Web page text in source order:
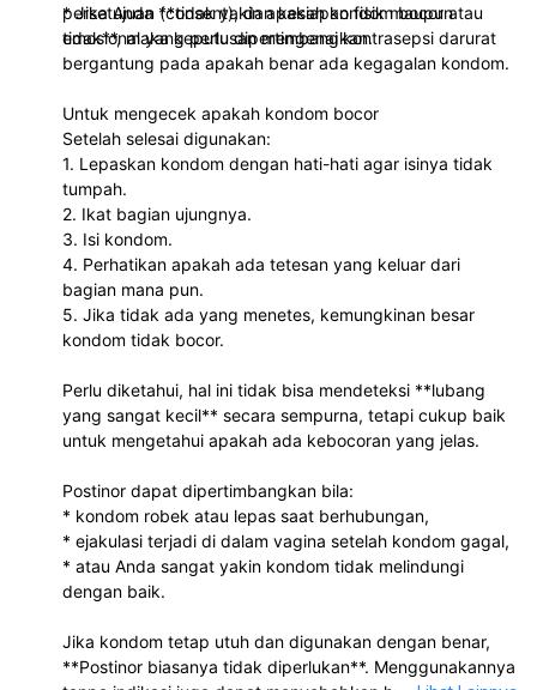
persetujuan (consent), dan kesiapan fisik maupun
emosional yang perlu dipertimbangkan.
* Jika Anda **tidak yakin apakah kondom bocor atau
tidak**, maka keputusan mengenai kontrasepsi darurat
bergantung pada apakah benar ada kegagalan kondom.
Untuk mengecek apakah kondom bocor
Setelah selesai digunakan:
1. Lepaskan kondom dengan hati-hati agar isinya tidak
tumpah.
2. Ikat bagian ujungnya.
3. Isi kondom.
4. Perhatikan apakah ada tetesan yang keluar dari
bagian mana pun.
5. Jika tidak ada yang menetes, kemungkinan besar
kondom tidak bocor.
Perlu diketahui, hal ini tidak bisa mendeteksi **lubang
yang sangat kecil** secara sempurna, tetapi cukup baik
untuk mengetahui apakah ada kebocoran yang jelas.
Postinor dapat dipertimbangkan bila:
* kondom robek atau lepas saat berhubungan,
* ejakulasi terjadi di dalam vagina setelah kondom gagal,
* atau Anda sangat yakin kondom tidak melindungi
dengan baik.
Jika kondom tetap utuh dan digunakan dengan benar,
**Postinor biasanya tidak diperlukan**. Menggunakannya